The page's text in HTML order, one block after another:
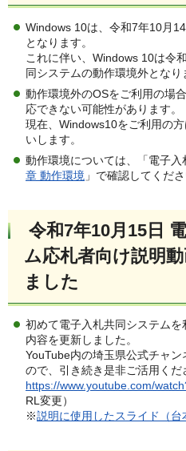
Windows 10は、令和7年10月
となります。
これに伴い、Windows 10は令
同システムの動作環境外となり
動作環境外のOSをご利用の場
応できない可能性があります。
現在、Windows10をご利用の
いします。
動作環境については、「電子
章 動作環境 」で確認してくださ
令和7年10月15日
ム応札者向け説明
ました
初めて電子入札共同システム
内容を更新しました。
YouTube内の埼玉県公式チャ
ので、引き続き是非ご活用くだ
https://www.youtube.com/
RL変更）
※説明に使用したスライド（台